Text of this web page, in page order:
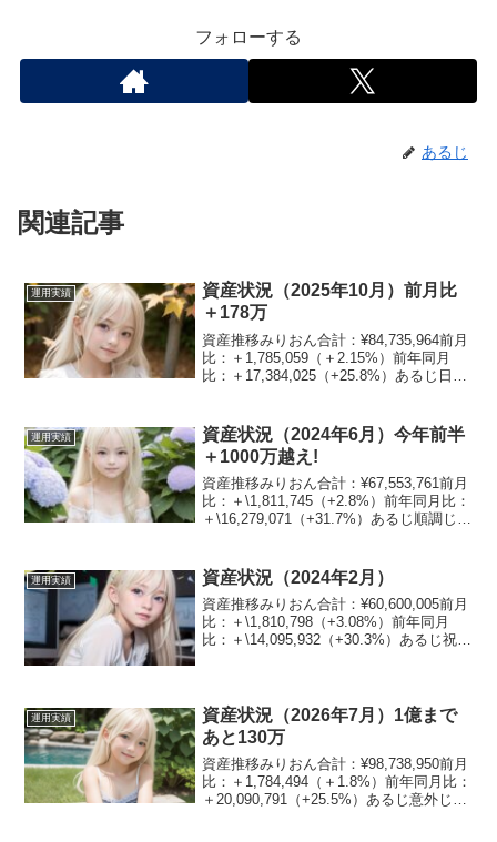
フォローする
あるじ
関連記事
運用実績
資産状況（2025年10月）前月比
＋178万
資産推移みりおん合計：¥84,735,964前月
比：＋1,785,059（＋2.15%）前年同月
比：＋17,384,025（+25.8%）あるじ日経
25.5%不...
運用実績
資産状況（2024年6月）今年前半
＋1000万越え!
資産推移みりおん合計：¥67,553,761前月
比：＋\1,811,745（+2.8%）前年同月比：
＋\16,279,071（+31.7%）あるじ順調じゃ
債...
運用実績 資産状況（2024年2月）
資産推移みりおん合計：¥60,600,005前月
比：＋\1,810,798（+3.08%）前年同月
比：＋\14,095,932（+30.3%）あるじ祝
運用実績
資産状況（2026年7月）1億まで
あと130万
資産推移みりおん合計：¥98,738,950前月
比：＋1,784,494（＋1.8%）前年同月比：
＋20,090,791（+25.5%）あるじ意外じゃ